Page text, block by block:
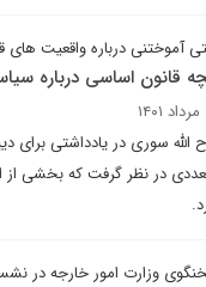
آموختنی درباره واقعیت های
قانون اساسی درباره
الله سوری در یادداشتی برای
در نظر گرفت که بخشی از
وزارت امور خارجه در